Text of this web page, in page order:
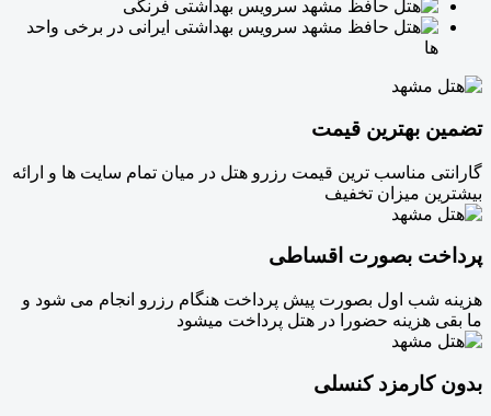
سرویس بهداشتی فرنگی
سرویس بهداشتی ایرانی در برخی واحد
ها
تضمین بهترین قیمت
گارانتی مناسب ترین قیمت رزرو هتل در میان تمام سایت ها و ارائه
بیشترین میزان تخفیف
پرداخت بصورت اقساطی
هزینه شب اول بصورت پیش پرداخت هنگام رزرو انجام می شود و
ما بقی هزینه حضورا در هتل پرداخت میشود
بدون کارمزد کنسلی